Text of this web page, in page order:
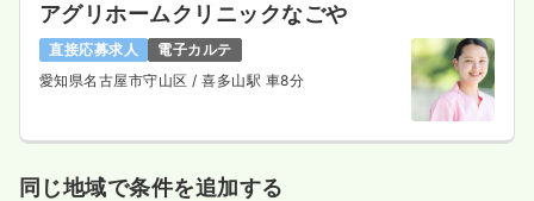
アグリホームクリニックなごや
直接応募求人
電子カルテ
愛知県名古屋市守山区/ 喜多山駅 車8分
同じ地域で条件を追加する